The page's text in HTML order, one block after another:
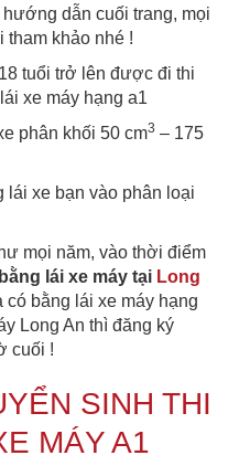
dẫn cuối trang, mọi
tham khảo nhé !
tuổi trở lên được đi thi
xe máy hạng a1
phân khối 50 cm3 – 175
lái xe bạn vào phân loại
mọi năm, vào thời điểm
lái xe máy tại Long
bằng lái xe máy hạng
Long An thì đăng ký
cuối !
SINH THI
MÁY A1